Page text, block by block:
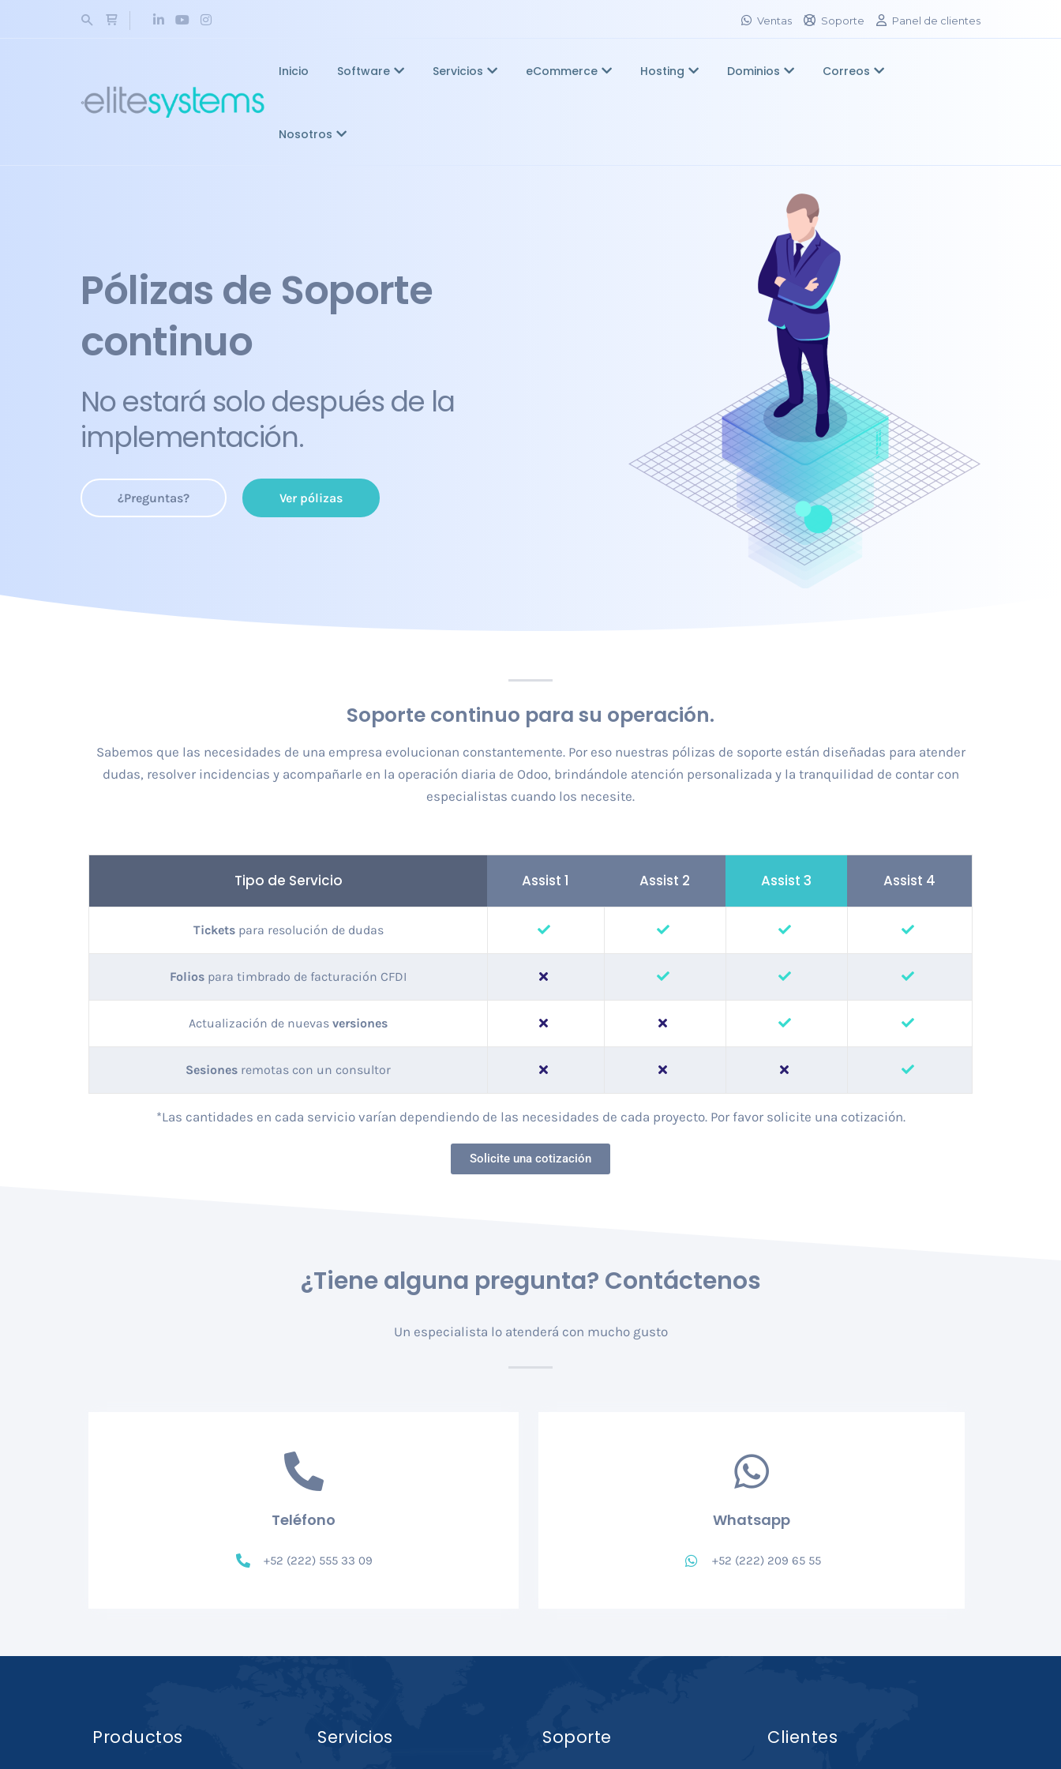
Ventas Soporte Panel de clientes
Inicio Software Servicios eCommerce Hosting Dominios Correos
Nosotros
Pólizas de Soporte
continuo
No estará solo después de la
implementación.
¿Preguntas? Ver pólizas
Soporte continuo para su operación.
Sabemos que las necesidades de una empresa evolucionan constantemente. Por eso nuestras pólizas de soporte están diseñadas para atender
dudas, resolver incidencias y acompañarle en la operación diaria de Odoo, brindándole atención personalizada y la tranquilidad de contar con
especialistas cuando los necesite.
Tipo de Servicio Assist 1 Assist 2 Assist 3 Assist 4
Ticketspara resolución de dudas
Folios para timbrado de facturación CFDI
Actualización de nuevas versiones
Sesiones remotas con un consultor
*Las cantidades en cada servicio varían dependiendo de las necesidades de cada proyecto. Por favor solicite una cotización.
Solicite una cotización
¿Tiene alguna pregunta? Contáctenos
Un especialista lo atenderá con mucho gusto
Teléfono
+52 (222) 555 33 09
Whatsapp
+52 (222) 209 65 55
Productos Servicios Soporte Clientes